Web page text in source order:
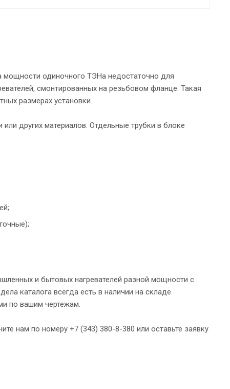
мощности одиночного ТЭНа недостаточно для
смонтированных на резьбовом фланце. Такая
размерах установки.
других материалов. Отдельные трубки в блоке
и бытовых нагревателей разной мощности с
каталога всегда есть в наличии на складе.
по вашим чертежам.
нам по номеру +7 (343) 380-8-380 или оставьте заявку